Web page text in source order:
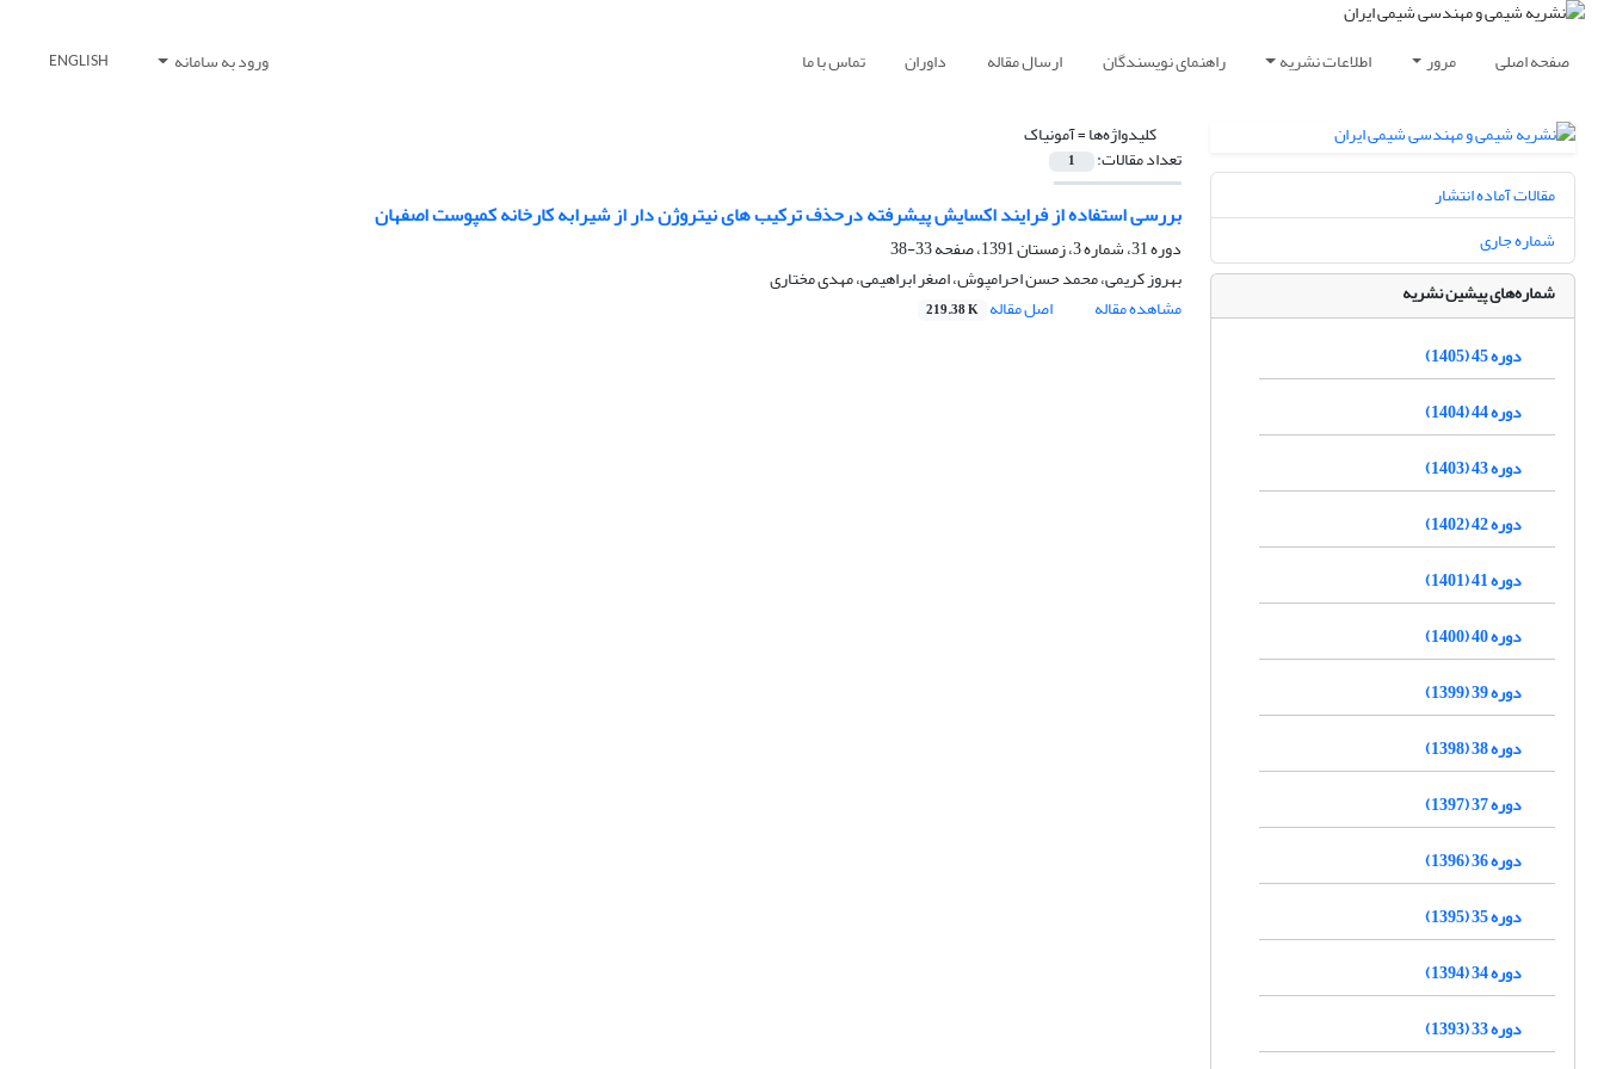
صفحه اصلی مرور اطلاعات نشریه راهنمای نویسندگان ارسال مقاله داوران تماس با ما ورود به سامانه ENGLISH
کلیدواژه‌ها =آمونیاک
تعداد مقالات: 1
بررسی استفاده از فرایند اکسایش پیشرفته درحذف ترکیب های نیتروژن دار از شیرابه کارخانه کمپوست اصفهان
دوره 31، شماره 3، زمستان 1391، صفحه
33-38
بهروز کریمی، محمد حسن احرامپوش، اصغر ابراهیمی، مهدی مختاری
مشاهده مقاله
اصل مقاله 219.38 K
مقالات آماده انتشار
شماره جاری
شماره‌های پیشین نشریه
دوره 45 (1405)
دوره 44 (1404)
دوره 43 (1403)
دوره 42 (1402)
دوره 41 (1401)
دوره 40 (1400)
دوره 39 (1399)
دوره 38 (1398)
دوره 37 (1397)
دوره 36 (1396)
دوره 35 (1395)
دوره 34 (1394)
دوره 33 (1393)